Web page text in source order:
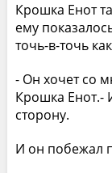
Крошка Енот
ему
точь-в-точь
- Он хочет со
Крошка Енот.-
сторону.
И он побежал